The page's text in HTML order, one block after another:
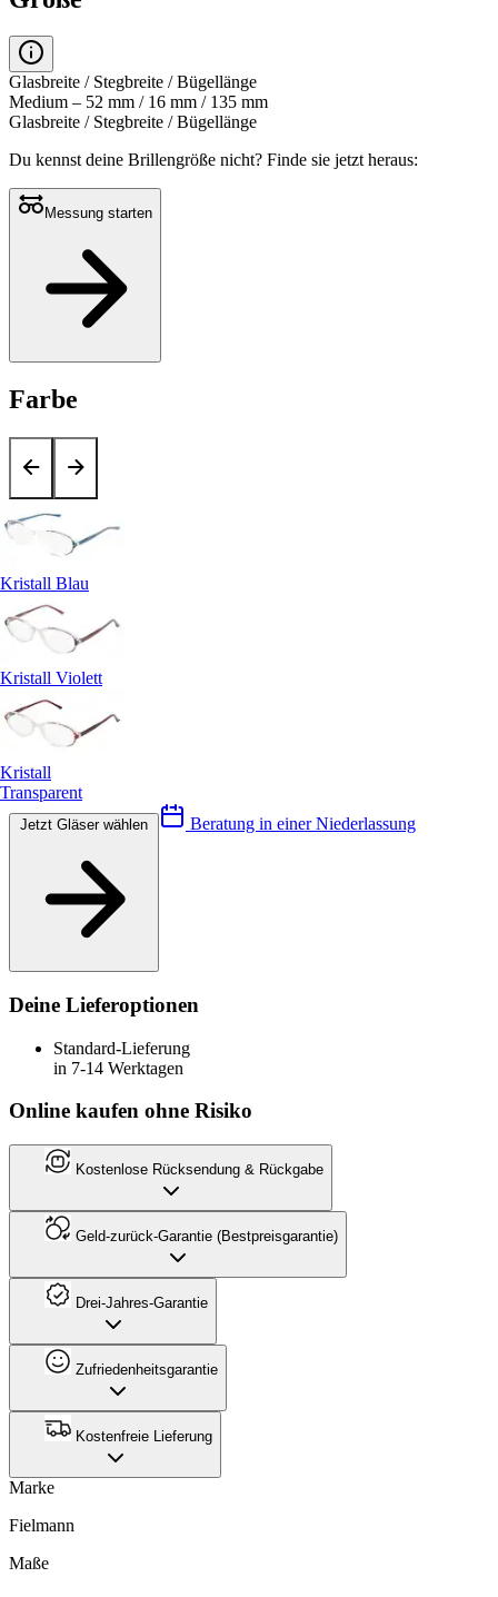
Glasbreite / Stegbreite / Bügellänge
Medium – 52 mm / 16 mm / 135 mm
Glasbreite / Stegbreite / Bügellänge
Du kennst deine Brillengröße nicht? Finde sie jetzt heraus:
Messung starten
Farbe
Kristall Blau
Kristall Violett
Kristall
Transparent
Beratung in einer Niederlassung
Deine Lieferoptionen
Standard-Lieferung
in 7-14 Werktagen
Online kaufen ohne Risiko
Kostenlose Rücksendung & Rückgabe
Geld-zurück-Garantie (Bestpreisgarantie)
Drei-Jahres-Garantie
Zufriedenheitsgarantie
Kostenfreie Lieferung
Marke
Fielmann
Maße